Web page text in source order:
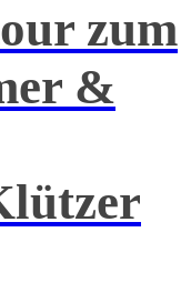
zum
&